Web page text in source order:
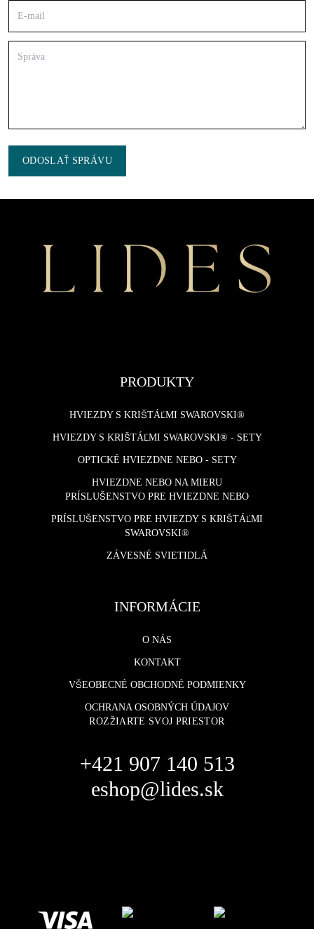
ODOSLAŤ SPRÁVU
PRODUKTY
HVIEZDY S KRIŠTÁĽMI SWAROVSKI®
HVIEZDY S KRIŠTÁĽMI SWAROVSKI® - SETY
OPTICKÉ HVIEZDNE NEBO - SETY
HVIEZDNE NEBO NA MIERU
PRÍSLUŠENSTVO PRE HVIEZDNE NEBO
PRÍSLUŠENSTVO PRE HVIEZDY S KRIŠTÁĽMI
SWAROVSKI®
ZÁVESNÉ SVIETIDLÁ
INFORMÁCIE
O NÁS
KONTAKT
VŠEOBECNÉ OBCHODNÉ PODMIENKY
OCHRANA OSOBNÝCH ÚDAJOV
ROZŽIARTE SVOJ PRIESTOR
+421 907 140 513
eshop@lides.sk